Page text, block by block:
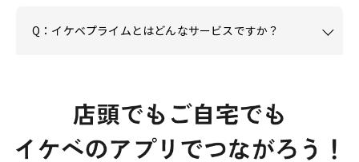
Q：イケベプライムとはどんなサービスですか？